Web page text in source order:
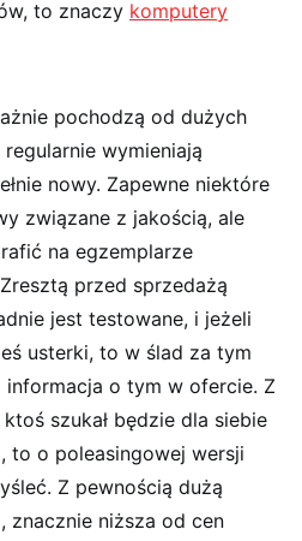
to znaczy komputery
pochodzą od dużych
wymieniają
nowy. Zapewne niektóre
związane z jakością, ale
na egzemplarze
przed sprzedażą
jest testowane, i jeżeli
usterki, to w ślad za tym
informacja o tym w ofercie. Z
szukał będzie dla siebie
to o poleasingowej wersji
Z pewnością dużą
znacznie niższa od cen